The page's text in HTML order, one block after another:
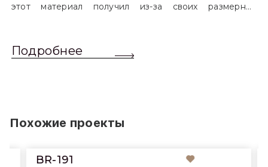
этот материал получил из-за своих размерных
обычный одинарный кирпич. Размер блоков различен
Подробнее
Похожие проекты
BR-191